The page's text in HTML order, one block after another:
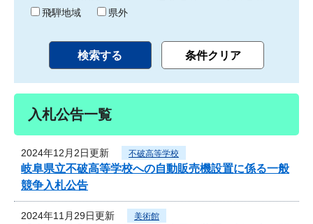
飛騨地域
県外
入札公告一覧
2024年12月2日更新 不破高等学校
岐阜県立不破高等学校への自動販売機設置に係る一般
競争入札公告
2024年11月29日更新 美術館